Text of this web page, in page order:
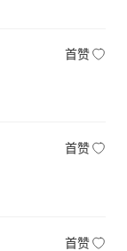
首赞
首赞
首赞